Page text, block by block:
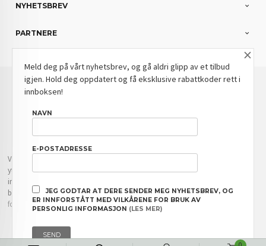
NYHETSBREV
PARTNERE
Norwegian
FRAKT
Vår nettbutikk bruker cookies slik at du får en bedre kjøpsopplevelse og vi kan
yte deg bedre service. Vi bruker cookies hovedsaklig til å lagre
innloggingsdetaljer og huske hva du har puttet i handlekurven din. Fortsett å
bruke siden som normalt om du godtar dette.Les merellerendre innstillinger
for cookies.
×
Meld deg på vårt nyhetsbrev, og gå aldri glipp av et tilbud
igjen. Hold deg oppdatert og få eksklusive rabattkoder rett i
innboksen!
NAVN
E-POSTADRESSE
JEG GODTAR AT DERE SENDER MEG NYHETSBREV, OG
ER INNFORSTÅTT MED VILKÅRENE FOR BRUK AV
PERSONLIG INFORMASJON (LES MER)